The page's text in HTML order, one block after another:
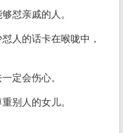
怼亲戚的人。
人的话卡在喉咙中，
定会伤心。
别人的女儿。